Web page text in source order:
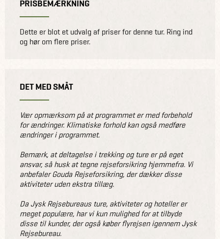
PRISBEMÆRKNING
Dette er blot et udvalg af priser for denne tur. Ring ind
og hør om flere priser.
DET MED SMÅT
Vær opmærksom på at programmet er med forbehold
for ændringer. Klimatiske forhold kan også medføre
ændringer i programmet.
Bemærk, at deltagelse i trekking og ture er på eget
ansvar, så husk at tegne rejseforsikring hjemmefra. Vi
anbefaler Gouda Rejseforsikring, der dækker disse
aktiviteter uden ekstra tillæg.
Da Jysk Rejsebureaus ture, aktiviteter og hoteller er
meget populære, har vi kun mulighed for at tilbyde
disse til kunder, der også køber flyrejsen igennem Jysk
Rejsebureau.